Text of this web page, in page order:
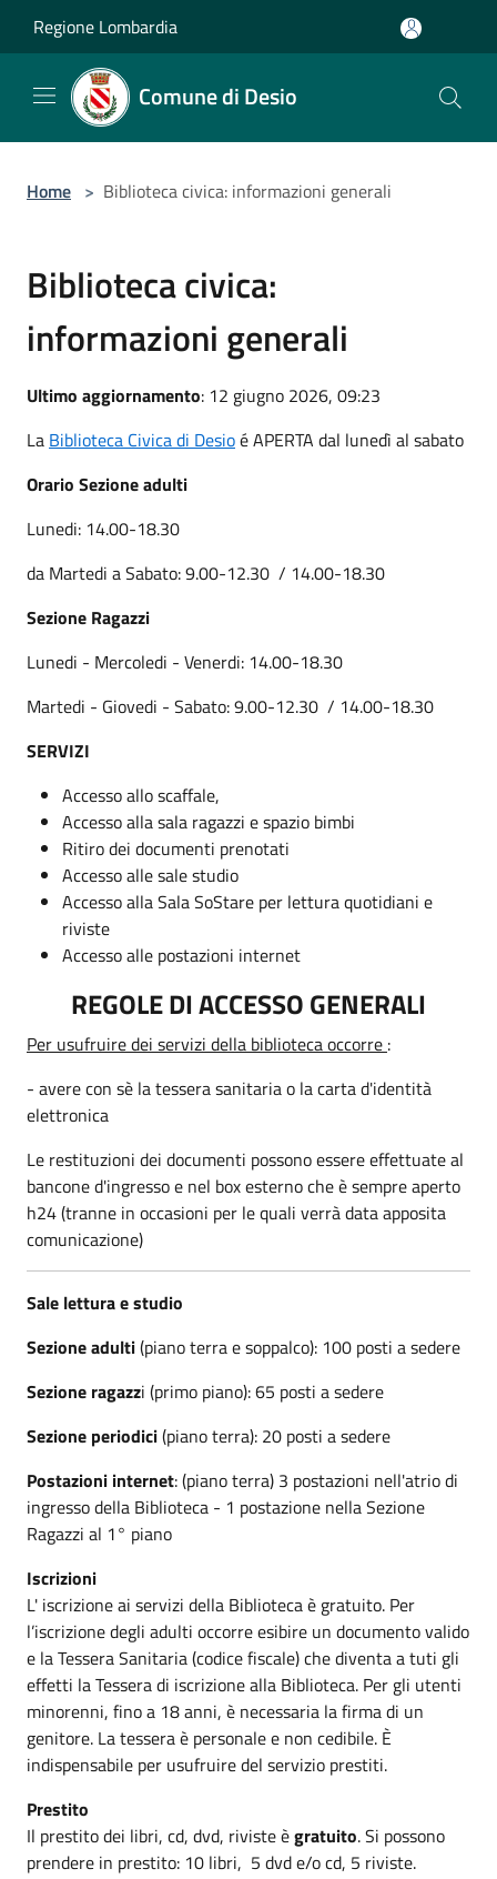
Regione Lombardia
Comune di Desio
Home > Biblioteca civica: informazioni generali
Biblioteca civica:
informazioni generali
Ultimo aggiornamento: 12 giugno 2026, 09:23
La Biblioteca Civica di Desioé APERTA dal lunedì al sabato
Orario Sezione adulti
Lunedi: 14.00-18.30
da Martedi a Sabato: 9.00-12.30 / 14.00-18.30
Sezione Ragazzi
Lunedi - Mercoledi - Venerdi: 14.00-18.30
Martedi - Giovedi - Sabato: 9.00-12.30 / 14.00-18.30
SERVIZI
Accesso allo scaffale,
Accesso alla sala ragazzi e spazio bimbi
Ritiro dei documenti prenotati
Accesso alle sale studio
Accesso alla Sala SoStare per lettura quotidiani e
riviste
Accesso alle postazioni internet
REGOLE DI ACCESSO GENERALI
Per usufruire dei servizi della biblioteca occorre :
- avere con sè la tessera sanitaria o la carta d'identità
elettronica
Le restituzioni dei documenti possono essere effettuate al
bancone d'ingresso e nel box esterno che è sempre aperto
h24 (tranne in occasioni per le quali verrà data apposita
comunicazione)
Sale lettura e studio
Sezione adulti(piano terra e soppalco): 100 posti a sedere
Sezione ragazzi (primo piano): 65 posti a sedere
Sezione periodici(piano terra): 20 posti a sedere
Postazioni internet: (piano terra) 3 postazioni nell'atrio di
ingresso della Biblioteca - 1 postazione nella Sezione
Ragazzi al 1° piano
Iscrizioni
L' iscrizione ai servizi della Biblioteca è gratuito. Per
l’iscrizione degli adulti occorre esibire un documento valido
e la Tessera Sanitaria (codice fiscale) che diventa a tuti gli
effetti la Tessera di iscrizione alla Biblioteca. Per gli utenti
minorenni, fino a 18 anni, è necessaria la firma di un
genitore. La tessera è personale e non cedibile. È
indispensabile per usufruire del servizio prestiti.
Prestito
Il prestito dei libri, cd, dvd, riviste ègratuito. Si possono
prendere in prestito: 10 libri, 5 dvd e/o cd, 5 riviste.